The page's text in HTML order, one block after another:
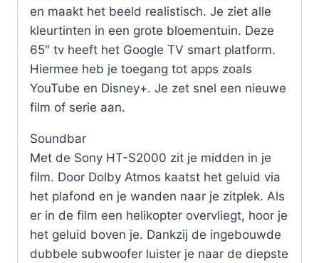
en maakt het beeld realistisch. Je ziet alle
kleurtinten in een grote bloementuin. Deze
65″ tv heeft het Google TV smart platform.
Hiermee heb je toegang tot apps zoals
YouTube en Disney+. Je zet snel een nieuwe
film of serie aan.
Soundbar
Met de Sony HT-S2000 zit je midden in je
film. Door Dolby Atmos kaatst het geluid via
het plafond en je wanden naar je zitplek. Als
er in de film een helikopter overvliegt, hoor je
het geluid boven je. Dankzij de ingebouwde
dubbele subwoofer luister je naar de diepste